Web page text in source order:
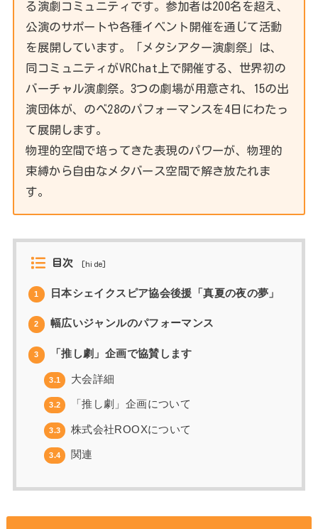
る演劇コミュニティです。参加者は200名を超え、
公演のサポートや各種イベント開催を通じて活動
を展開しています。「メタシアター演劇祭」は、
同コミュニティがVRChat上で開催する、世界初の
バーチャル演劇祭。3つの劇場が用意され、15の出
演団体が、のべ28のパフォーマンスを4日にわたっ
て展開します。
物理的空間で培ってきた表現のパワーが、物理的
束縛から自由なメタバース空間で解き放たれま
す。
目次 [hide]
1 日本シェイクスピア協会後援「真夏の夜の夢」
2 幅広いジャンルのパフォーマンス
3 「推し劇」企画で協賛します
3.1 大会詳細
3.2 「推し劇」企画について
3.3 株式会社ROOXについて
3.4 関連